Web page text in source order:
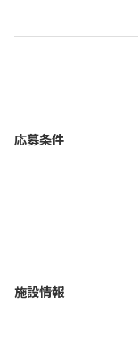
応募条件
施設情報